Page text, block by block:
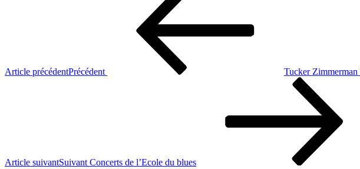
Article précédentPrécédent Tucker
Article suivantSuivant Concerts de l’Ecole du blues